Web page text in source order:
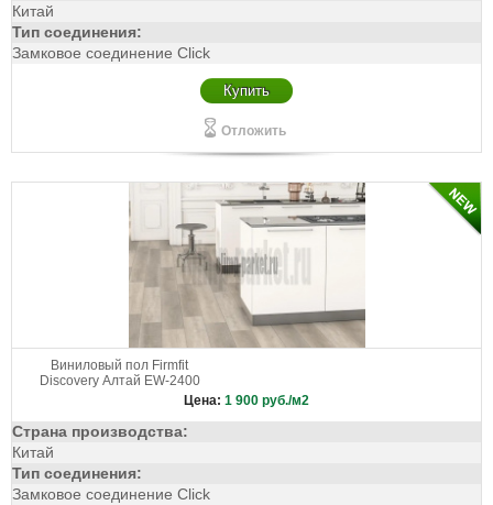
Китай
Тип соединения:
Замковое соединение Click
Купить
Отложить
Виниловый пол Firmfit
Discovery Алтай EW-2400
Цена: 1 900 руб./м2
Страна производства:
Китай
Тип соединения:
Замковое соединение Click